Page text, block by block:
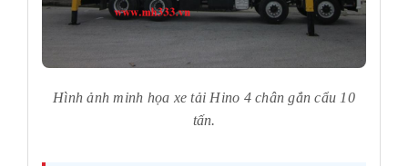
Hình ảnh minh họa xe tải Hino 4 chân gắn cẩu 10
tấn.